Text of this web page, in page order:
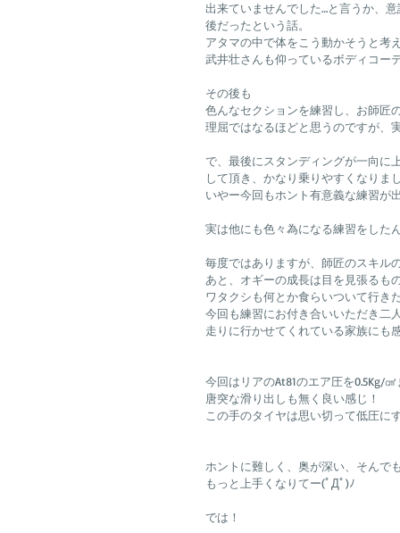
出来ていませんでした…と言うか、
後だったという話。
アタマの中で体をこう動かそうと考
武井壮さんも仰っているボディコー
その後も
色んなセクションを練習し、お師匠
理屈ではなるほどと思うのですが、
で、最後にスタンディングが一向に
して頂き、かなり乗りやすくなりま
いやー今回もホント有意義な練習が
実は他にも色々為になる練習をした
毎度ではありますが、師匠のスキル
あと、オギーの成長は目を見張るも
ワタクシも何とか食らいついて行き
今回も練習にお付き合いいただき二
走りに行かせてくれている家族にも
今回はリアのAt81のエア圧を0.5Kg/
唐突な滑り出しも無く良い感じ！
この手のタイヤは思い切って低圧に
ホントに難しく、奥が深い、そんで
もっと上手くなりてー(ﾟДﾟ)ﾉ
では！